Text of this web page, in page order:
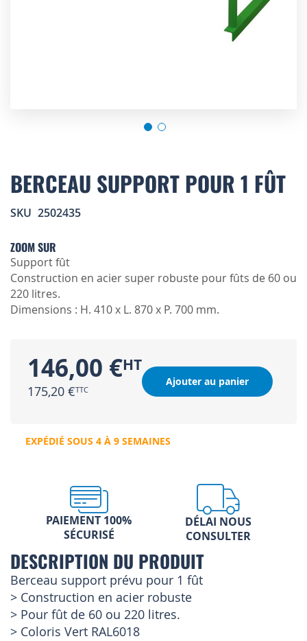
to
the
of
images
gallery
BERCEAU SUPPORT POUR 1 FÛT
SKU 2502435
ZOOM SUR
Support fût
Construction en acier super robuste pour fûts de 60 ou
220 litres.
Dimensions : H. 410 x L. 870 x P. 700 mm.
146,00 €
175,20 €
Ajouter au panier
EXPÉDIÉ SOUS 4 À 9 SEMAINES
PAIEMENT 100%
SÉCURISÉ
DÉLAI NOUS
CONSULTER
DESCRIPTION DU PRODUIT
Berceau support prévu pour 1 fût
> Construction en acier robuste
> Pour fût de 60 ou 220 litres.
> Coloris Vert RAL6018